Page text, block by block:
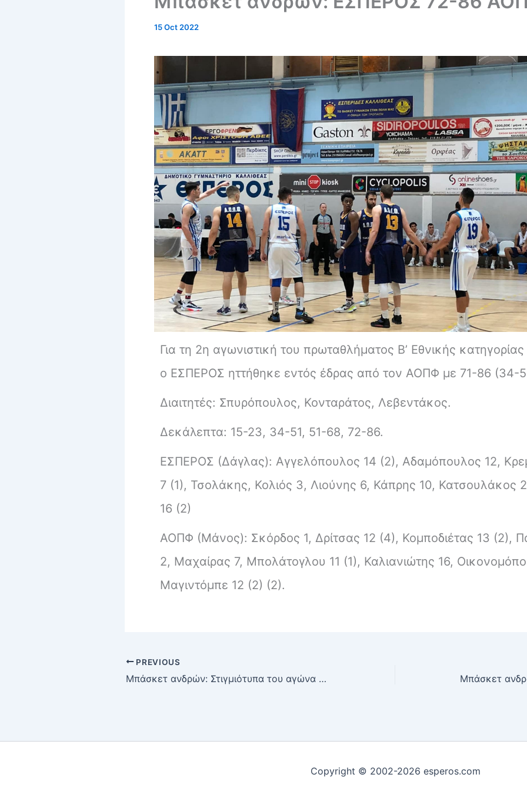
15 Oct 2022
Για τη 2η αγωνιστική του πρωταθλήματος Β’ Εθνικής
ο ΕΣΠΕΡΟΣ ηττήθηκε εντός έδρας από τον ΑΟΠΦ με 71-86 (34-
Διαιτητές: Σπυρόπουλος, Κονταράτος, Λεβεντάκος.
Δεκάλεπτα: 15-23, 34-51, 51-68, 72-86.
ΕΣΠΕΡΟΣ (Δάγλας): Αγγελόπουλος 14 (2), Αδαμόπουλος 12,
7 (1), Τσολάκης, Κολιός 3, Λιούνης 6, Κάπρης 10, Κατσουλάκος
16 (2)
ΑΟΠΦ (Μάνος): Σκόρδος 1, Δρίτσας 12 (4), Κομποδιέτας 13 (2),
2, Μαχαίρας 7, Μπολάτογλου 11 (1), Καλιανιώτης 16,
Μαγιντόμπε 12 (2) (2).
PREVIOUS
Μπάσκετ ανδρών: Στιγμιότυπα του αγώνα ΔΟΥΚΑΣ-ΕΣΠΕΡΟΣ
Copyright © 2002-2026 esperos.com